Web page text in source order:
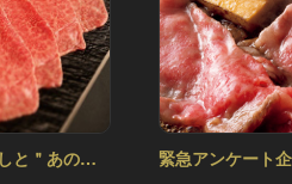
と＂あの＂
緊急アンケート